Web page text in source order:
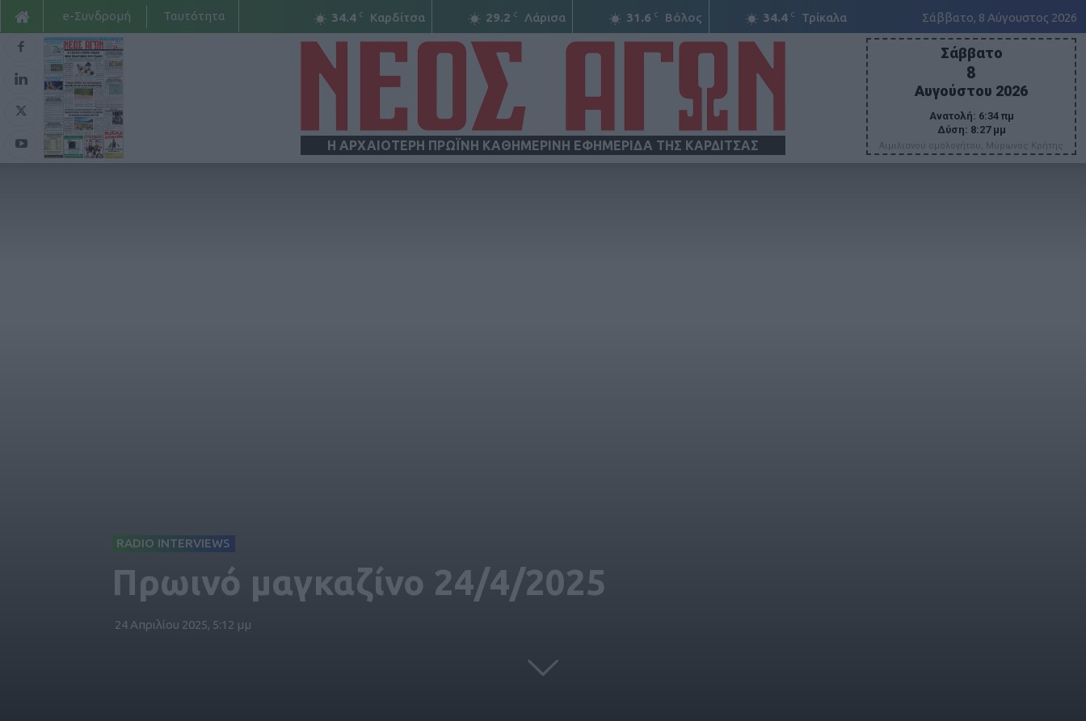
34.4 C Καρδίτσα 29.2 C Λάρισα 31.6 C Βόλος 34.4 C Τρίκαλα Σάββατο, 8 Αύγουστος 2026
e-Συνδρομή Ταυτότητα
Η ΑΡΧΑΙΟΤΕΡΗ ΠΡΩΪΝΗ ΚΑΘΗΜΕΡΙΝΗ ΕΦΗΜΕΡΙΔΑ ΤΗΣ ΚΑΡΔΙΤΣΑΣ
Σάββατο
8
Αυγούστου 2026
Ανατολή: 6:34 πμ
Δύση: 8:27 μμ
Αιμιλιανού ομολογήτου, Μύρωνος Κρήτης
RADIO INTERVIEWS
Πρωινό μαγκαζίνο 24/4/2025
24 Απριλίου 2025, 5:12 μμ